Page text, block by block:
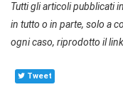
Tutti gli articoli pubblicati
in tutto o in parte, solo a
ogni caso, riprodotto il
Tweet